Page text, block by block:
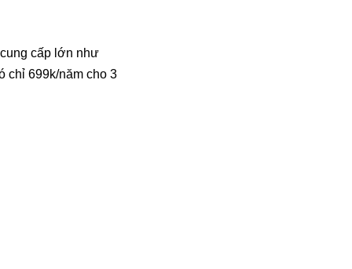
cấp lớn như
chỉ 699k/năm cho 3